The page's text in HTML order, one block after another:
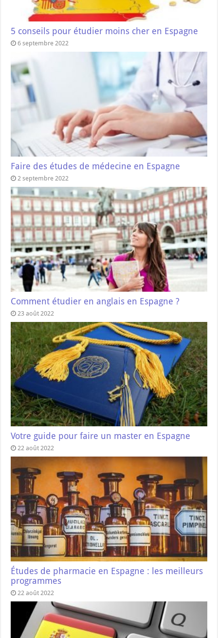
5 conseils pour étudier moins cher en Espagne
6 septembre 2022
Faire des études de médecine en Espagne
2 septembre 2022
Comment étudier en anglais en Espagne ?
23 août 2022
Votre guide pour faire un master en Espagne
22 août 2022
Études de pharmacie en Espagne : les meilleurs
programmes
22 août 2022